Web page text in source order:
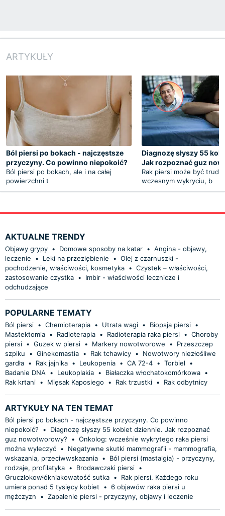
ARTYKUŁY
Ból piersi po bokach - najczęstsze
przyczyny. Co powinno niepokoić?
Ból piersi po bokach, ale i na całej
powierzchni t
Diagnozę słyszy 55
Jak rozpoznać guz
Rak piersi może być
wczesnym wykryciu, b
AKTUALNE TRENDY
Objawy grypy • Domowe sposoby na katar • Angina - objawy,
leczenie
• Leki na przeziębienie • Olej z czarnuszki -
pochodzenie, właściwości, kosmetyka • Czystek – właściwości,
zastosowanie czystka •
Imbir - właściwości lecznicze i
odchudzające
POPULARNE TEMATY
Ból piersi • Chemioterapia • Utrata wagi • Biopsja piersi •
Mastektomia • Radioterapia • Radioterapia raka piersi • Choroby
piersi • Guzek w piersi • Markery nowotworowe •
Przeszczep
szpiku
• Ginekomastia • Rak tchawicy •
Nowotwory niezłośliwe
gardła • Rak jajnika • Leukopenia • CA 72-4 • Torbiel
•
Badanie DNA
• Leukoplakia • Białaczka włochatokomórkowa •
Rak krtani • Mięsak Kaposiego • Rak trzustki • Rak odbytnicy
ARTYKUŁY NA TEN TEMAT
Ból piersi po bokach - najczęstsze przyczyny. Co powinno
niepokoić?
•
Diagnozę słyszy 55 kobiet dziennie. Jak rozpoznać
guz nowotworowy?
• Onkolog: wcześnie wykrytego raka piersi
można wyleczyć •
Negatywne skutki mammografii - mammografia,
wskazania, przeciwwskazania •
Ból piersi (mastalgia) - przyczyny,
rodzaje, profilatyka • Brodawczaki piersi •
Gruczlokowłókniakowatość sutka •
Rak piersi. Każdego roku
umiera ponad 5 tysięcy kobiet
• 6 objawów raka piersi u
mężczyzn
• Zapalenie piersi - przyczyny, objawy i leczenie